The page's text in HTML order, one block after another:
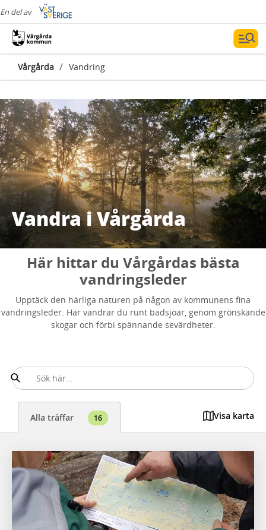
En del av
Vårgårda / Vandring
Vandra i Vårgårda
Här hittar du Vårgårdas bästa
vandringsleder
Upptäck den härliga naturen på någon av kommunens fina
vandringsleder. Här vandrar du runt badsjöar, genom grönskande
skogar och förbi spännande sevärdheter.
Alla träffar 16 Visa karta